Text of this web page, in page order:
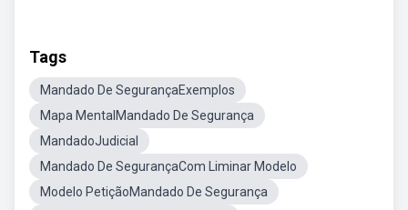
Tags
Mandado De SegurançaExemplos
Mapa MentalMandado De Segurança
MandadoJudicial
Mandado De SegurançaCom Liminar Modelo
Modelo PetiçãoMandado De Segurança